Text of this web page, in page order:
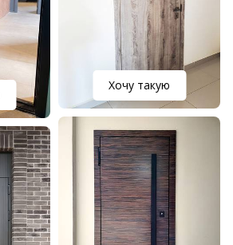
Хочу такую